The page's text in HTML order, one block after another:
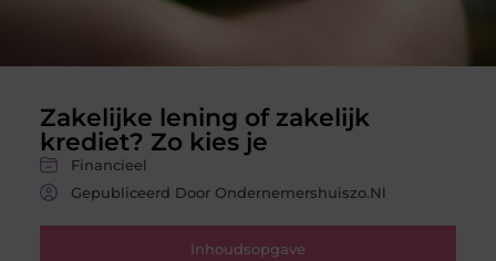
Zakelijke lening of zakelijk
krediet? Zo kies je
Financieel
Gepubliceerd Door Ondernemershuiszo.nl
Inhoudsopgave